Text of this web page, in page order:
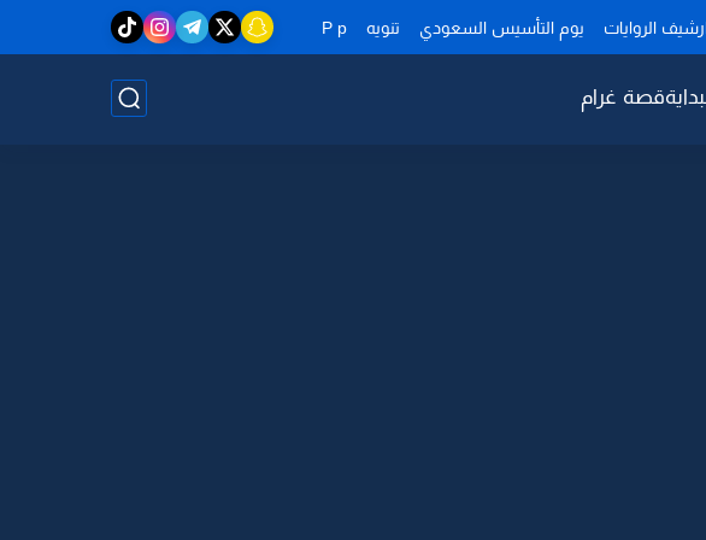
الروايات يوم التأسيس السعودي تنويه P p
قصة غرام